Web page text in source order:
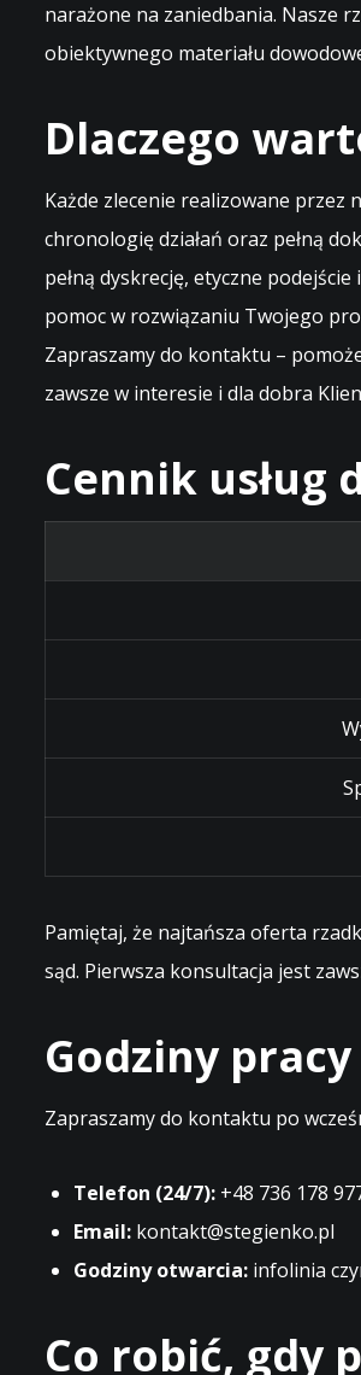
narażone na zaniedbania. Nasze
obiektywnego materiału
Dlaczego
Każde zlecenie realizowane
chronologię działań oraz pełną
pełną dyskrecję, etyczne
pomoc w rozwiązaniu Twojego
Zapraszamy do kontaktu –
zawsze w interesie i dla dobra
Cennik usług
Pamiętaj, że najtańsza oferta
sąd. Pierwsza konsultacja jest
Godziny
Zapraszamy do kontaktu po
Telefon (24/7): +48 736 178
Email: kontakt@stegienko.pl
Godziny otwarcia: infolinia
Co robić, gdy